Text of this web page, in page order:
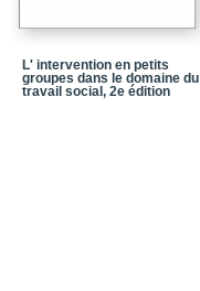
L' intervention en petits
groupes dans le domaine du
travail social, 2e édition